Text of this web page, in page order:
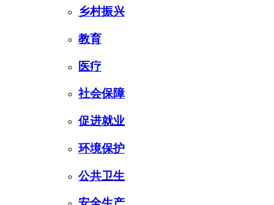
乡村振兴
教育
医疗
社会保障
促进就业
环境保护
公共卫生